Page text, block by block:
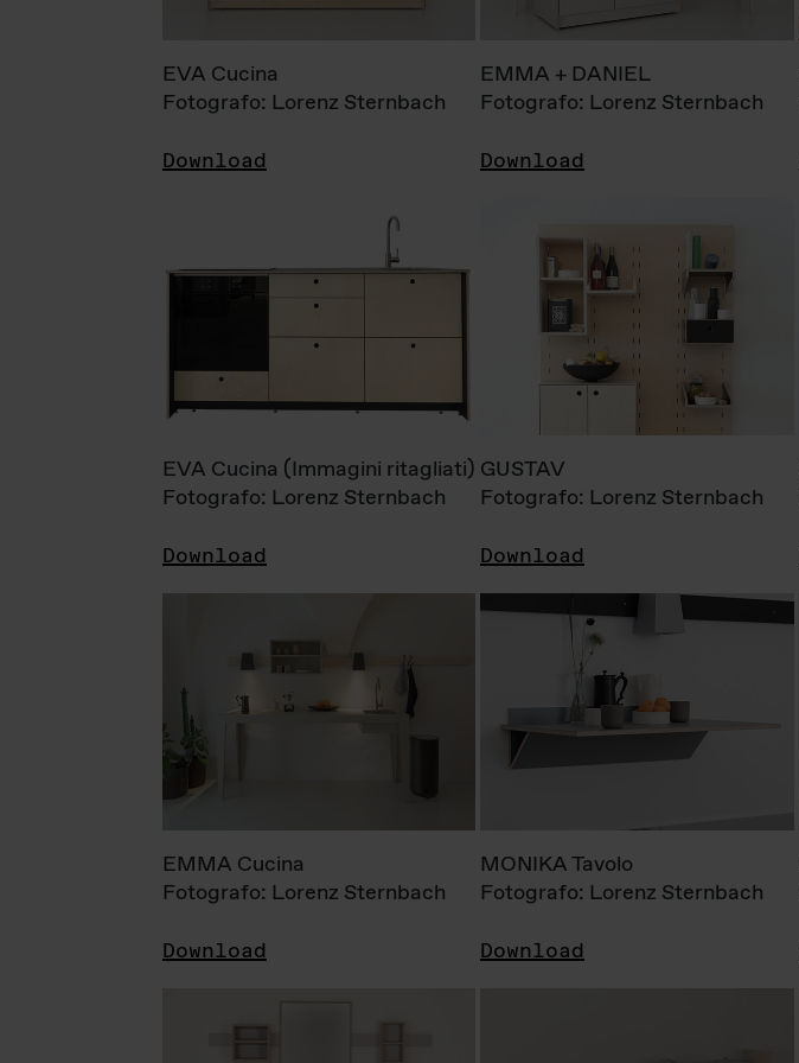
EVA Cucina
Fotografo: Lorenz Sternbach
Download
EMMA + DANIEL
Fotografo: Lorenz Sternbach
Download
EVA Cucina (Immagini ritagliati)
Fotografo: Lorenz Sternbach
Download
GUSTAV
Fotografo: Lorenz Sternbach
Download
EMMA Cucina
Fotografo: Lorenz Sternbach
Download
MONIKA Tavolo
Fotografo: Lorenz Sternbach
Download